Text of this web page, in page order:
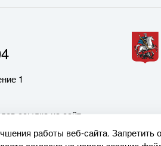
1
ссылка на сайт
работы веб-сайта.